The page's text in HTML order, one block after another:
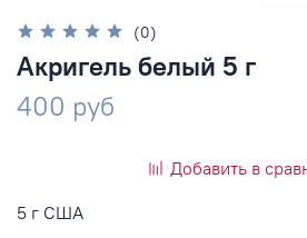
(0)
Акригель белый 5 г
400 руб
Добавить в
5 г США